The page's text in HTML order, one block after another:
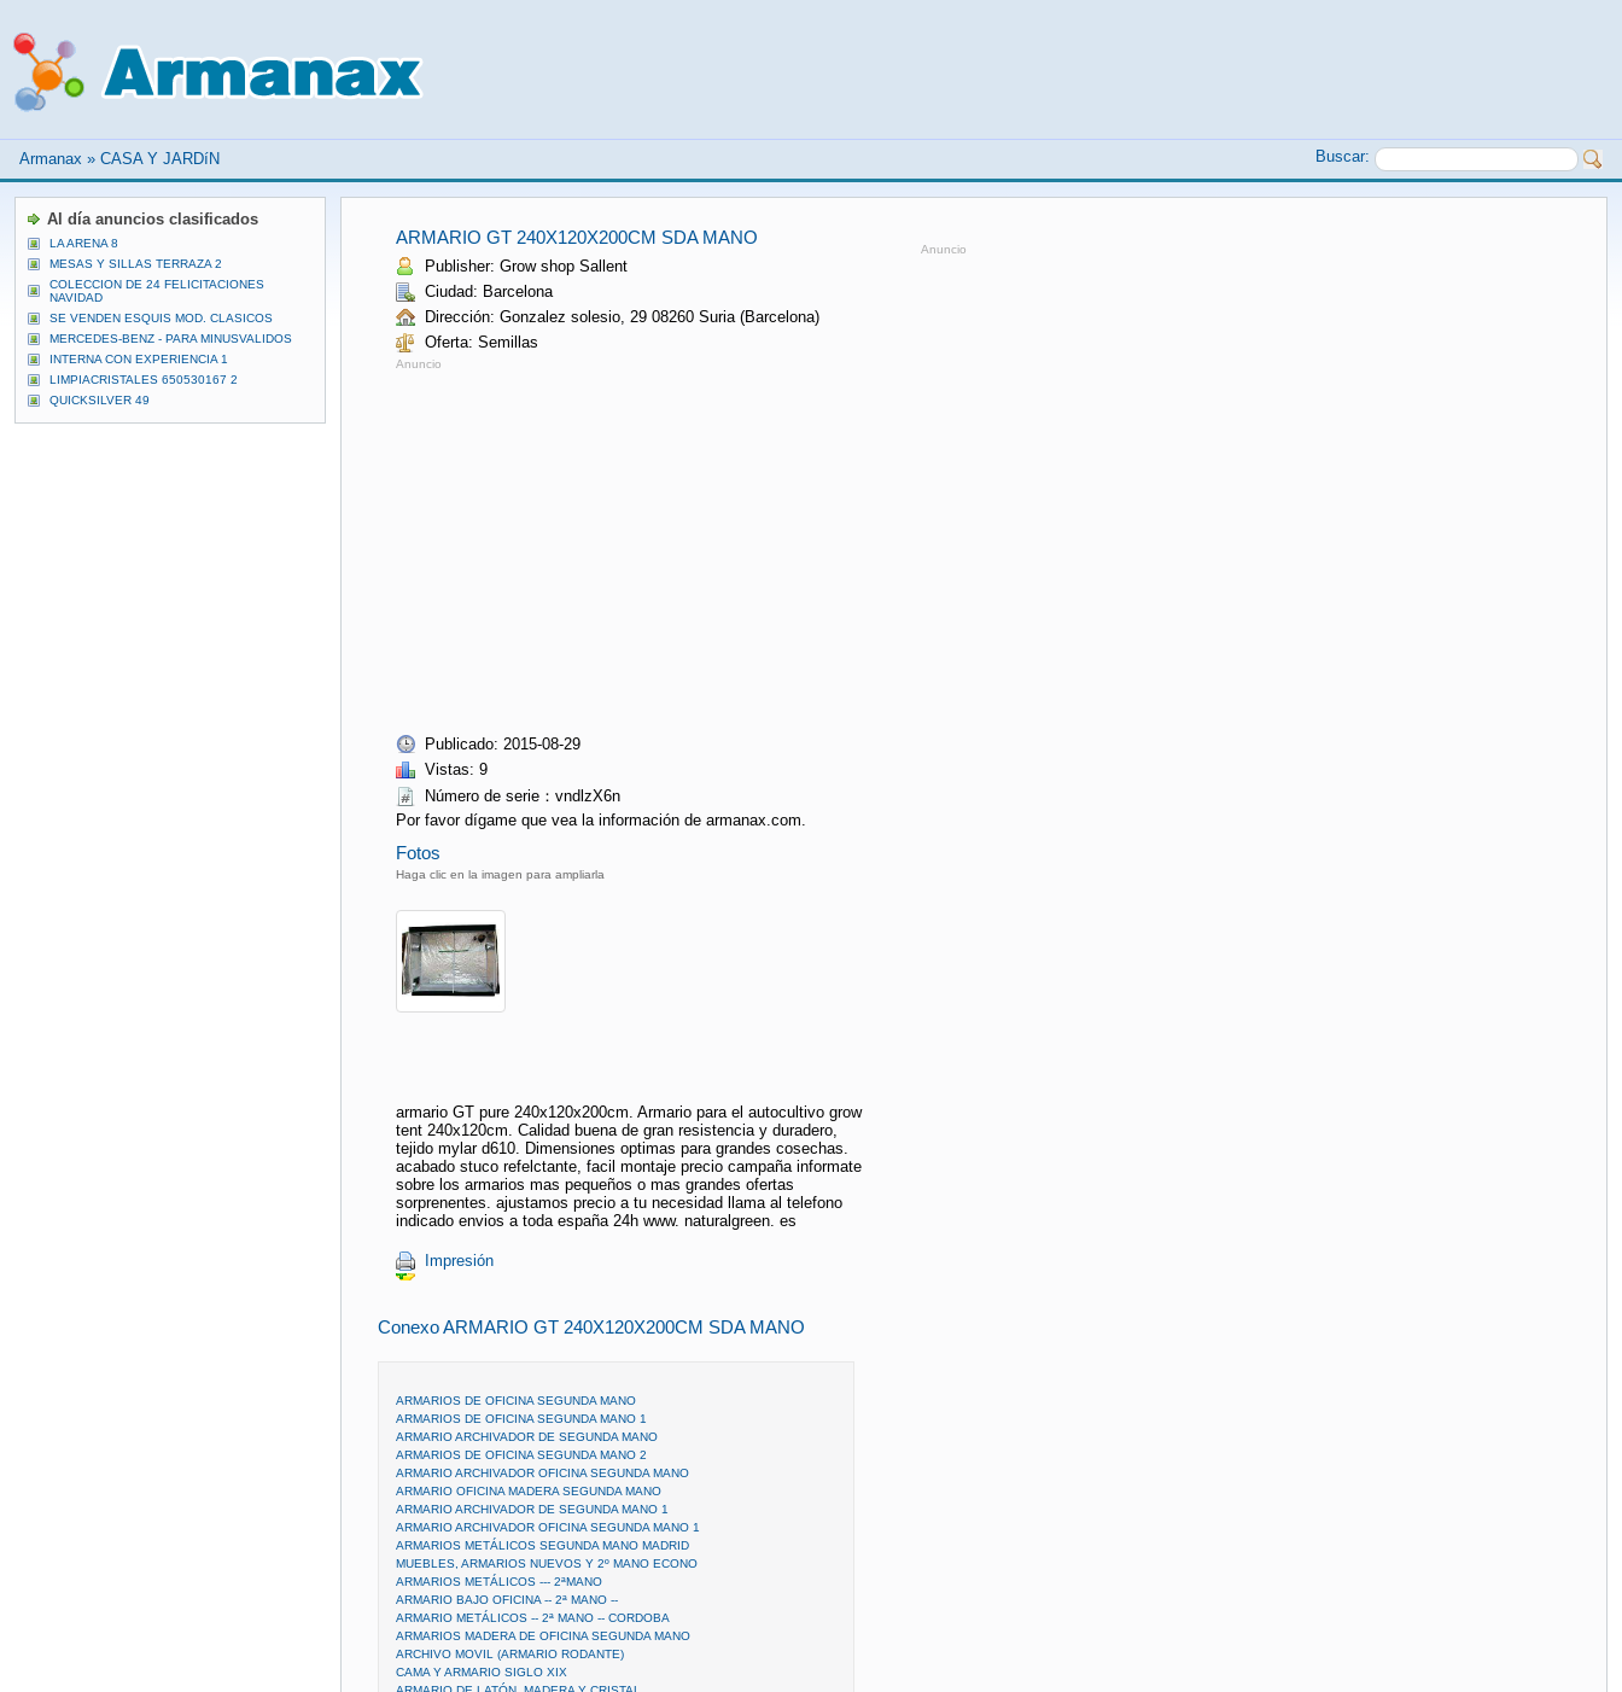
Armanax » CASA Y JARDíN Buscar:
ARMARIO GT 240X120X200CM SDA MANO
Publisher: Grow shop Sallent
Ciudad: Barcelona
Dirección: Gonzalez solesio, 29 08260 Suria (Barcelona)
Oferta: Semillas
Anuncio
Publicado: 2015-08-29
Vistas: 9
Número de serie：vndlzX6n
Por favor dígame que vea la información de armanax.com.
Fotos
Haga clic en la imagen para ampliarla
armario GT pure 240x120x200cm. Armario para el autocultivo grow
tent 240x120cm. Calidad buena de gran resistencia y duradero,
tejido mylar d610. Dimensiones optimas para grandes cosechas.
acabado stuco refelctante, facil montaje precio campaña informate
sobre los armarios mas pequeños o mas grandes ofertas
sorprenentes. ajustamos precio a tu necesidad llama al telefono
indicado envios a toda españa 24h www. naturalgreen. es
Impresión
Anuncio
Conexo ARMARIO GT 240X120X200CM SDA MANO
ARMARIOS DE OFICINA SEGUNDA MANO
ARMARIOS DE OFICINA SEGUNDA MANO 1
ARMARIO ARCHIVADOR DE SEGUNDA MANO
ARMARIOS DE OFICINA SEGUNDA MANO 2
ARMARIO ARCHIVADOR OFICINA SEGUNDA MANO
ARMARIO OFICINA MADERA SEGUNDA MANO
ARMARIO ARCHIVADOR DE SEGUNDA MANO 1
ARMARIO ARCHIVADOR OFICINA SEGUNDA MANO 1
ARMARIOS METÁLICOS SEGUNDA MANO MADRID
MUEBLES, ARMARIOS NUEVOS Y 2º MANO ECONO
ARMARIOS METÁLICOS --- 2ªMANO
ARMARIO BAJO OFICINA -- 2ª MANO --
ARMARIO METÁLICOS -- 2ª MANO -- CORDOBA
ARMARIOS MADERA DE OFICINA SEGUNDA MANO
ARCHIVO MOVIL (ARMARIO RODANTE)
CAMA Y ARMARIO SIGLO XIX
Al día anuncios clasificados
LA ARENA 8
MESAS Y SILLAS TERRAZA 2
COLECCION DE 24 FELICITACIONES
NAVIDAD
SE VENDEN ESQUIS MOD. CLASICOS
MERCEDES-BENZ - PARA MINUSVALIDOS
INTERNA CON EXPERIENCIA 1
LIMPIACRISTALES 650530167 2
QUICKSILVER 49